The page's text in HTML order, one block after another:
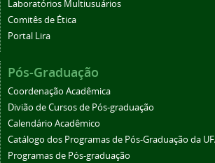
Laboratórios Multiusuários
Comitês de Ética
Portal Lira
Pós-Graduação
Coordenação Acadêmica
Divião de Cursos de Pós-graduação
Calendário Acadêmico
Catálogo dos Programas de Pós-Graduação da
Programas de Pós-graduação